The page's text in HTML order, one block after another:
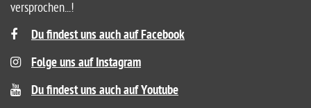
versprochen...!
Du findest uns auch auf Facebook
Folge uns auf Instagram
Du findest uns auch auf Youtube